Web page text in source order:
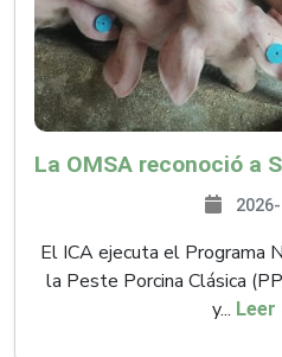
El ICA ejecuta el Programa
la Peste Porcina Clásica
y... Leer